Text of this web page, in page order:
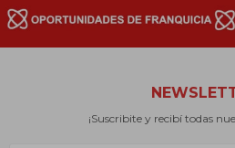
¡Suscribite y recibí todas